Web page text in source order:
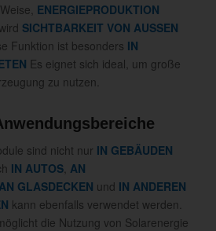
ENERGIEPRODUKTION
SICHTBARKEIT VON AUSSEN
Funktion ist besonders IN
Es eignet sich ideal, um große
zu nutzen.
sind nicht nur IN GEBÄUDEN
IN AUTOS, AN
AN GLASDECKEN und IN ANDEREN
kann ebenfalls verwendet werden.
die Nutzung von Solarenergie